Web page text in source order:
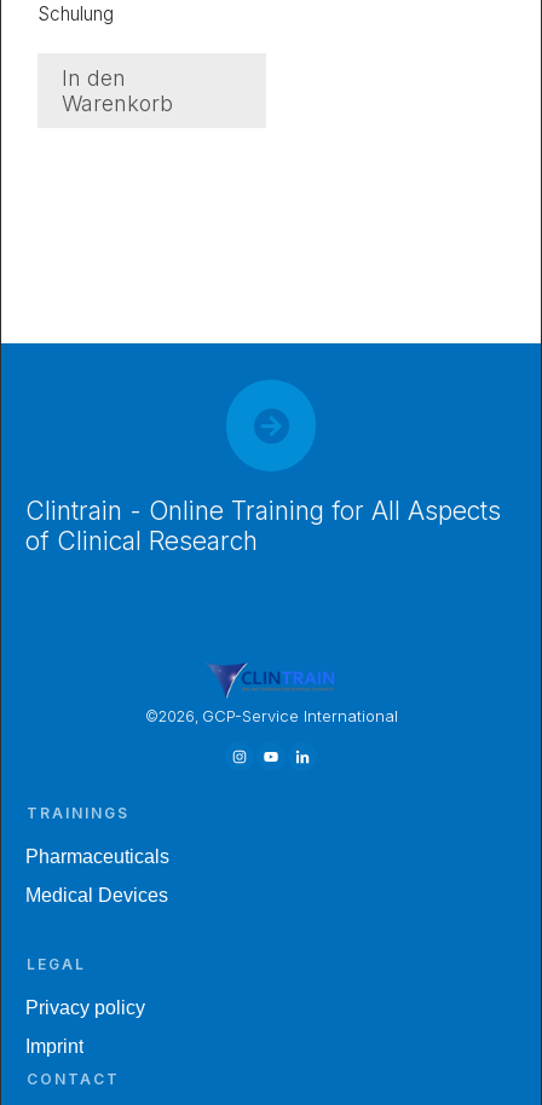
Schulung
In den
Warenkorb
Clintrain - Online Training for All Aspects
of Clinical Research
©2026, GCP-Service International
TRAININGS
Pharmaceuticals
Medical Devices
LEGAL
Privacy policy
Imprint
CONTACT